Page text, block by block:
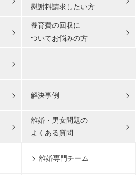
慰謝料請求したい方
養育費の回収に
ついてお悩みの方
解決事例
離婚・男女問題の
よくある質問
離婚専門チーム